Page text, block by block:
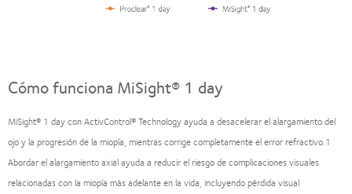
Cómo funciona MiSight® 1 day
MiSight® 1 day con ActivControl® Technology ayuda a desacelerar el alargamiento del
ojo y la progresión de la miopía, mientras corrige completamente el error refractivo.1
Abordar el alargamiento axial ayuda a reducir el riesgo de complicaciones visuales
relacionadas con la miopía más adelante en la vida, incluyendo pérdida visual